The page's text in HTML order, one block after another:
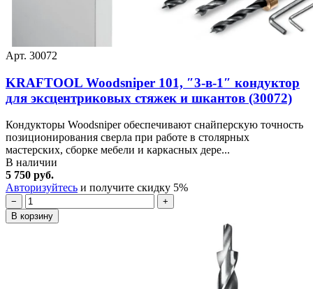
Арт. 30072
KRAFTOOL Woodsniper 101, ″3-в-1″ кондуктор
для эксцентриковых стяжек и шкантов (30072)
Кондукторы Woodsniper обеспечивают снайперскую точность
позиционирования сверла при работе в столярных
мастерских, сборке мебели и каркасных дере...
В наличии
5 750 руб.
Авторизуйтесь и получите скидку 5%
−
+
В корзину